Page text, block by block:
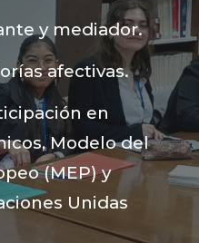
y mediador.
afectivas.
en
Modelo del
(MEP) y
Unidas